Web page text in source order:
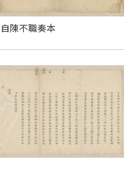
陳不職奏本